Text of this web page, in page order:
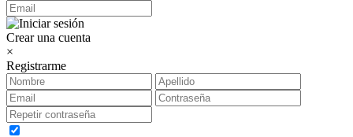
Crear una cuenta
×
Registrarme